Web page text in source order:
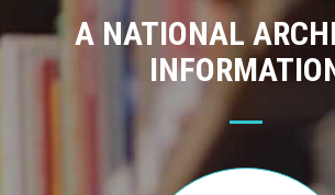
A NATIONAL